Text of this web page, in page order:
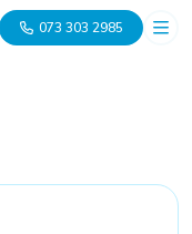
073 303 2985